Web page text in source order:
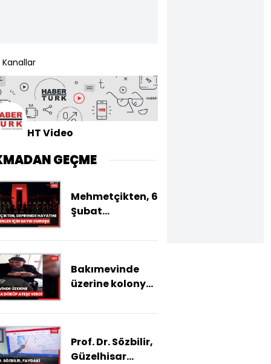
HT Video
GEÇME
Mehmetçikten, 6
Şubat
hayatını
saygı duruşu
Bakımevinde
üzerine kolonya
verdi; yeğeni
şikayetçi oldu
Prof. Dr. Sözbilir,
Güzelhisar